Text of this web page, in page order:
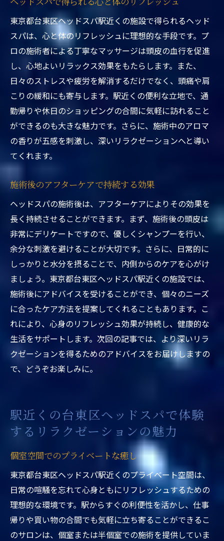
駅からすぐのリラクゼーション空間
仕事帰りにぴったりの夜間営業
休日の贅沢なひとときの過ごし方
観光ついでに立ち寄れる便利さ
駅近だからこそのアクセスメリット
お得なキャンペーン情報を見逃さない
東京都台東区ヘッドスパ駅近くの施設で得られるヘッド
スパは、心と体のリフレッシュに理想的な手段です。プ
ロの施術者による丁寧なマッサージは頭皮の血行を促進
し、心地よいリラックス効果をもたらします。また、
日々のストレスや疲労を解消するだけでなく、頭痛や肩
こりの緩和にも寄与します。駅近くの便利な立地で、通
勤帰りや休日のショッピングの合間に気軽に訪れること
ができるのも大きな魅力です。さらに、施術中のアロマ
の香りが五感を刺激し、深いリラクゼーションへと導い
てくれます。
施術後のアフターケアで持続する効果
ヘッドスパの施術後は、アフターケアによりその効果を
長く持続させることができます。まず、施術後の頭皮は
非常にデリケートですので、優しくシャンプーを行い、
余分な刺激を避けることが大切です。さらに、日常的に
しっかりと水分を摂ることで、内側からのケアを心がけ
ましょう。東京都台東区ヘッドスパ駅近くの施設では、
施術後にアドバイスを受けることができ、個々のニーズ
に合ったケア方法を提案してくれることもあります。こ
れにより、心身のリフレッシュ効果が持続し、健康的な
生活をサポートします。次回の記事では、より深いリラ
クゼーションを得るためのアドバイスをお届けしますの
で、どうぞお楽しみに。
駅近くの台東区ヘッドスパで体験
するリラクゼーションの魅力
個室空間でのプライベートな癒し
東京都台東区ヘッドスパ駅近くのプライベート空間は、
日常の喧騒を忘れて心身ともにリフレッシュするための
理想的な環境です。駅からすぐの利便性を活かし、仕事
帰りや買い物の合間でも気軽に立ち寄ることができるこ
のサロンは、個室または半個室での施術を提供していま